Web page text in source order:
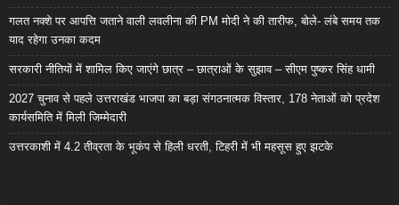
गलत नक्शे पर आपत्ति जताने वाली लवलीना की PM मोदी ने की तारीफ, बोले- लंबे समय तक
याद रहेगा उनका कदम
सरकारी नीतियों में शामिल किए जाएंगे छात्र – छात्राओं के सुझाव – सीएम पुष्कर सिंह धामी
2027 चुनाव से पहले उत्तराखंड भाजपा का बड़ा संगठनात्मक विस्तार, 178 नेताओं को प्रदेश
कार्यसमिति में मिली जिम्मेदारी
उत्तरकाशी में 4.2 तीव्रता के भूकंप से हिली धरती, टिहरी में भी महसूस हुए झटके